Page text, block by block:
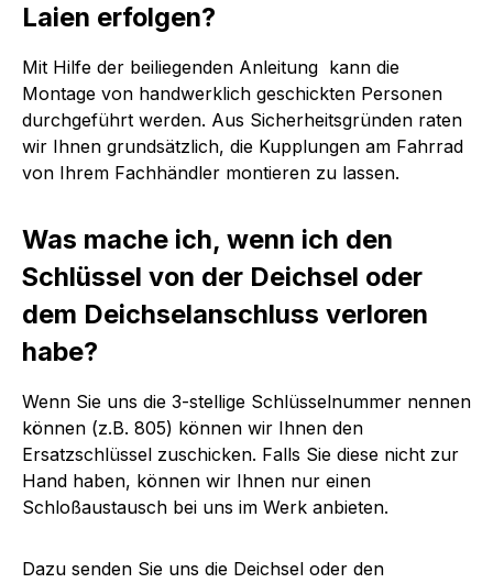
Laien erfolgen?
Mit Hilfe der beiliegenden Anleitung kann die
Montage von handwerklich geschickten Personen
durchgeführt werden. Aus Sicherheitsgründen raten
wir Ihnen grundsätzlich, die Kupplungen am Fahrrad
von Ihrem Fachhändler montieren zu lassen.
Was mache ich, wenn ich den
Schlüssel von der Deichsel oder
dem Deichselanschluss verloren
habe?
Wenn Sie uns die 3-stellige Schlüsselnummer nennen
können (z.B. 805) können wir Ihnen den
Ersatzschlüssel zuschicken. Falls Sie diese nicht zur
Hand haben, können wir Ihnen nur einen
Schloßaustausch bei uns im Werk anbieten.
Dazu senden Sie uns die Deichsel oder den